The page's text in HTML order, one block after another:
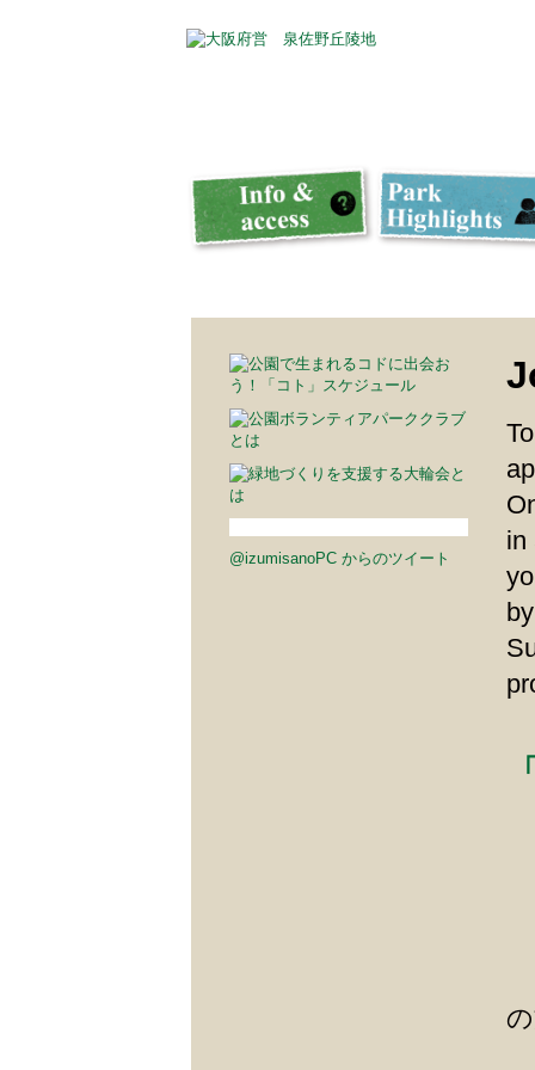
in
@izumisanoPC からのツイート